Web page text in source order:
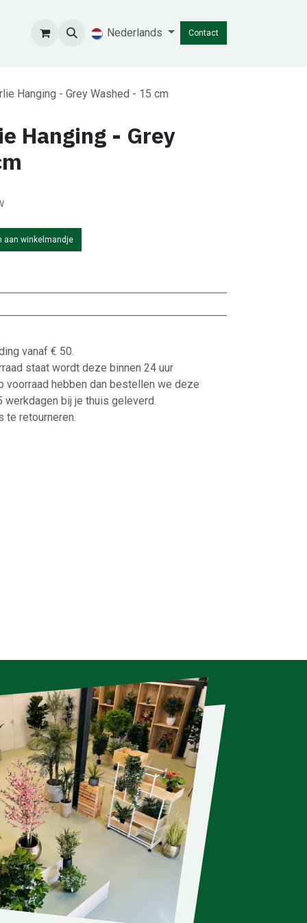
Nederlands Contact
Hanging - Grey Washed - 15 cm
Hanging - Grey
aan winkelmandje
vanaf € 50.
staat wordt deze binnen 24 uur
voorraad hebben dan bestellen we deze
werkdagen bij je thuis geleverd.
te retourneren.